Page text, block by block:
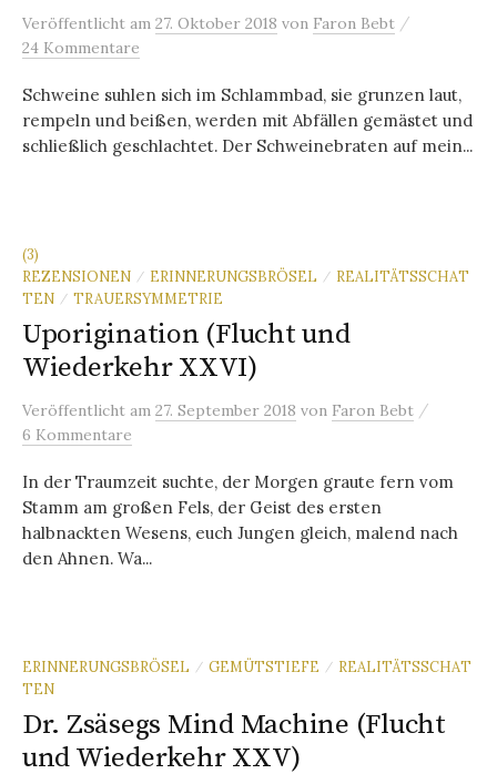
Veröffentlicht am 27. Oktober 2018 von Faron Bebt /
24 Kommentare
Schweine suhlen sich im Schlammbad, sie grunzen laut,
rempeln und beißen, werden mit Abfällen gemästet und
schließlich geschlachtet. Der Schweinebraten auf mein...
(3)
REZENSIONEN / ERINNERUNGSBRÖSEL / REALITÄTSSCHAT
TEN / TRAUERSYMMETRIE
Uporigination (Flucht und
Wiederkehr XXVI)
Veröffentlicht am 27. September 2018 von Faron Bebt /
6 Kommentare
In der Traumzeit suchte, der Morgen graute fern vom
Stamm am großen Fels, der Geist des ersten
halbnackten Wesens, euch Jungen gleich, malend nach
den Ahnen. Wa...
ERINNERUNGSBRÖSEL / GEMÜTSTIEFE / REALITÄTSSCHAT
TEN
Dr. Zsäsegs Mind Machine (Flucht
und Wiederkehr XXV)